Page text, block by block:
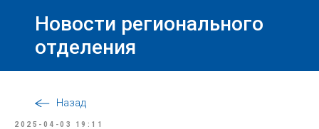
Новости регионального
отделения
Назад
2025-04-03 19:11